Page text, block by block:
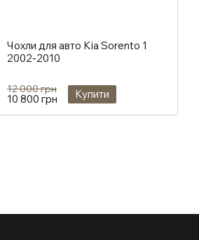
Чохли для авто Kia Sorento 1
2002-2010
12 000 грн
10 800 грн Купити